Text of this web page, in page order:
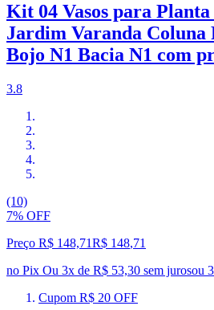
Kit 04 Vasos para
Jardim Varanda Coluna
Bojo N1 Bacia N1 com
3.8
(10)
7% OFF
Preço R$ 148,71R$ 148,71
no Pix Ou 3x de R$ 53,30 sem jurosou 3
Cupom R$ 20 OFF